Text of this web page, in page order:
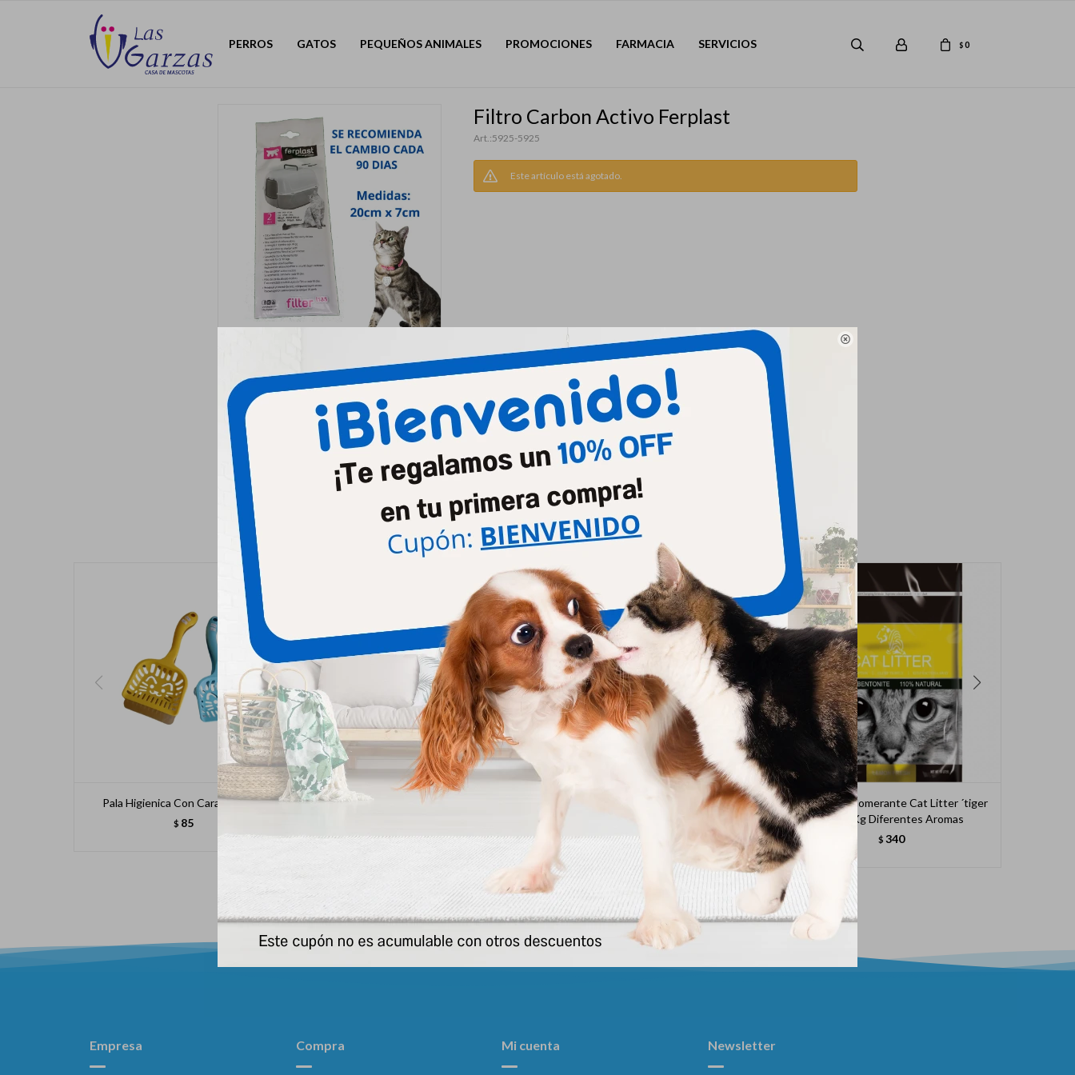

PERROS GATOS PEQUEÑOS ANIMALES PROMOCIONES FARMACIA SERVICIOS $0
Filtro Carbon Activo Ferplast
5925-5925
Este artículo está agotado.
Productos que te pueden interesar
Pala Higienica Con Cara De Gato
$ 85
Piedra Sanitaria Golden 2 Kg Piedra Sanitaria Golden 4 Kg
Sanitario Aglomerante Cat Litter ´tiger
Pet´ 4 Kg Diferentes Aromas
$ 340
Empresa Compra Mi cuenta Newsletter